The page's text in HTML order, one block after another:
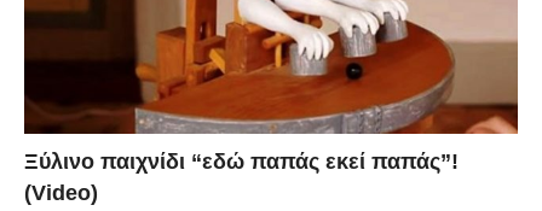
Ξύλινο παιχνίδι “εδώ παπάς εκεί παπάς”!
(Video)